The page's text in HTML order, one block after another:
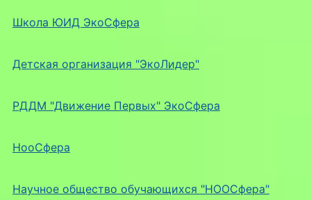
Школа ЮИД ЭкоСфера
Детская организация "ЭкоЛидер"
РДДМ "Движение Первых" ЭкоСфера
НооСфера
Научное общество обучающихся "НООСфера"